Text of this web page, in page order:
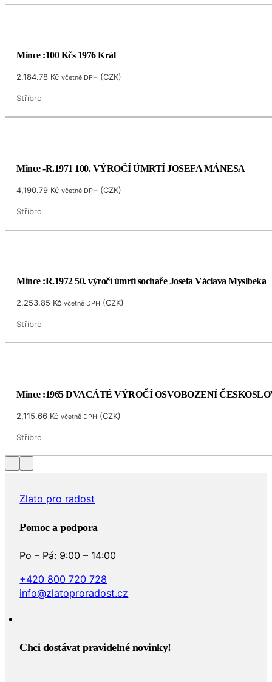
Mince :100 Kčs 1976 Král
2,184.78 Kč včetně DPH (CZK)
Stříbro
Mince -R.1971 100. VÝROČÍ ÚMRTÍ JOSEFA MÁNESA
4,190.79 Kč včetně DPH (CZK)
Stříbro
Mince :R.1972 50. výročí úmrtí sochaře Josefa Václava Myslbeka
2,253.85 Kč včetně DPH (CZK)
Stříbro
Mince :1965 DVACÁTÉ VÝROČÍ OSVOBOZENÍ
2,115.66 Kč včetně DPH (CZK)
Stříbro
Zlato pro radost
Pomoc a podpora
Po – Pá: 9:00 – 14:00
+420 800 720 728
info@zlatoproradost.cz
Chci dostávat pravidelné novinky!​